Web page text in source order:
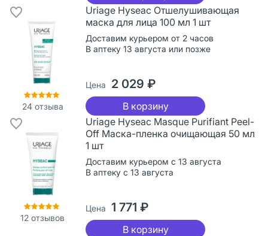
24отзыва
Uriage Hyseac Отшелушивающая
маска для лица 100 мл 1 шт
Доставим курьером от 2 часов
В аптеку 13 августа или позже
Цена 2 029 ₽
В корзину
12 отзывов
Uriage Hyseac Masque Purifiant Peel-
Off Маска-пленка очищающая 50 мл
1 шт
Доставим курьером с 13 августа
В аптеку с 13 августа
Цена 1 771 ₽
В корзину